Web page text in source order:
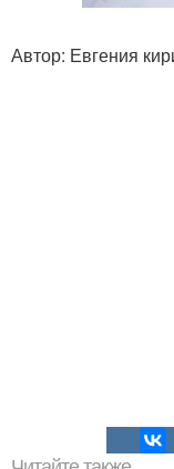
Автор: Евгения